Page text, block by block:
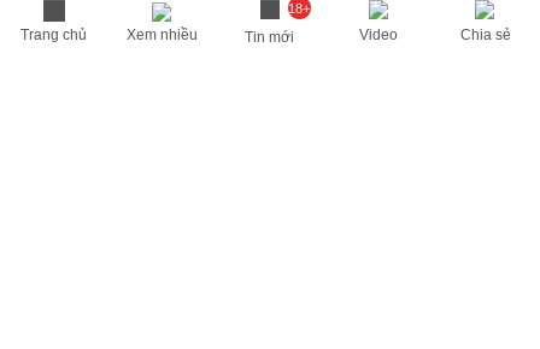
Trang chủ Xem nhiều
18+
Tin mới Video Chia sẻ